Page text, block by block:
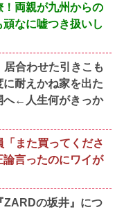
両親が九州からの
頑なに嘘つき扱いし
居合わせた引きこも
耐えかね家を出た
へ←人生何がきっか
また買ってくださ
言ったのにワイが
ZARDの坂井』につ